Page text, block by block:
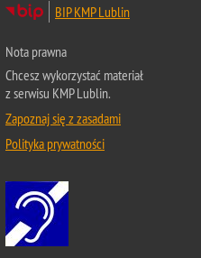
BIP KMP Lublin
Nota prawna
Chcesz wykorzystać materiał
z serwisu KMP Lublin.
Zapoznaj się z zasadami
Polityka prywatności